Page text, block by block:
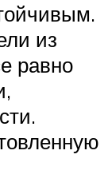
из
равно